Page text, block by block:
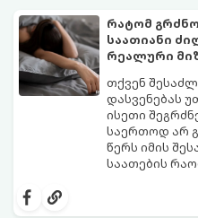
რატომ
საათიანი
რეალური
თქვენ
დასვენებას
ისეთი
საერთოდ არ
წერს იმის
საათების